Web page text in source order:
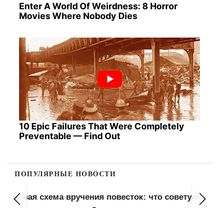
Enter A World Of Weirdness: 8 Horror
Movies Where Nobody Dies
10 Epic Failures That Were Completely
Preventable — Find Out
ПОПУЛЯРНЫЕ НОВОСТИ
Новая схема вручения повесток: что советуют